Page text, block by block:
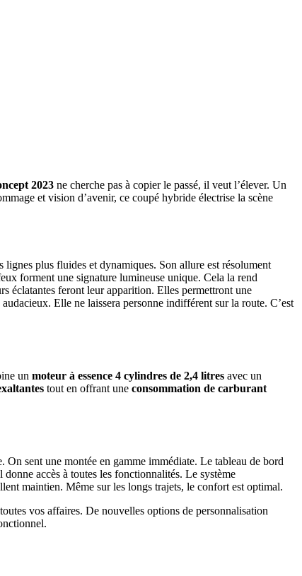
2023 ne cherche pas à copier le passé, il veut l’élever. Un
et vision d’avenir, ce coupé hybride électrise la scène
plus fluides et dynamiques. Son allure est résolument
forment une signature lumineuse unique. Cela la rend
éclatantes feront leur apparition. Elles permettront une
Elle ne laissera personne indifférent sur la route. C’est
un moteur à essence 4 cylindres de 2,4 litres avec un
tout en offrant une consommation de carburant
sent une montée en gamme immédiate. Le tableau de bord
accès à toutes les fonctionnalités. Le système
maintien. Même sur les longs trajets, le confort est optimal.
vos affaires. De nouvelles options de personnalisation